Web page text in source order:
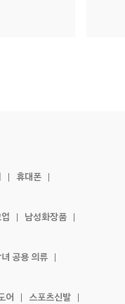
휴대폰
남성화장품
녀 공용 의류
어
스포츠신발